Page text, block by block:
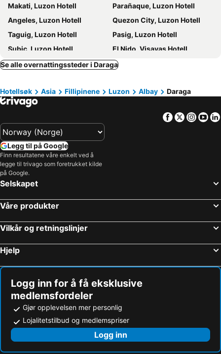
Makati, Luzon Hotell
Parañaque, Luzon Hotell
Angeles, Luzon Hotell
Quezon City, Luzon Hotell
Taguig, Luzon Hotell
Pasig, Luzon Hotell
Subic, Luzon Hotell
El Nido, Visayas Hotell
Cebu City, Visayas Hotell
Lapu-Lapu, Visayas Hotell
Coron, Visayas Hotell
Se alle overnattingssteder i Daraga
Hotellsøk Asia Fillipinene Luzon Albay Daraga
Facebook
Twitter
Legg til på Google
Finn resultatene våre enkelt ved å
legge til trivago som foretrukket kilde
på Google.
Selskapet
Våre produkter
Vilkår og retningslinjer
Hjelp
Logg inn for å få eksklusive
medlemsfordeler
Gjør opplevelsen mer personlig
Lojalitetstilbud og medlemspriser
Logg inn